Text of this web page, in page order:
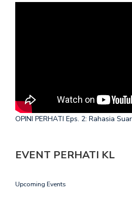
OPINI PERHATI Eps. 2: Rahasia
EVENT PERHATI KL
Upcoming Events